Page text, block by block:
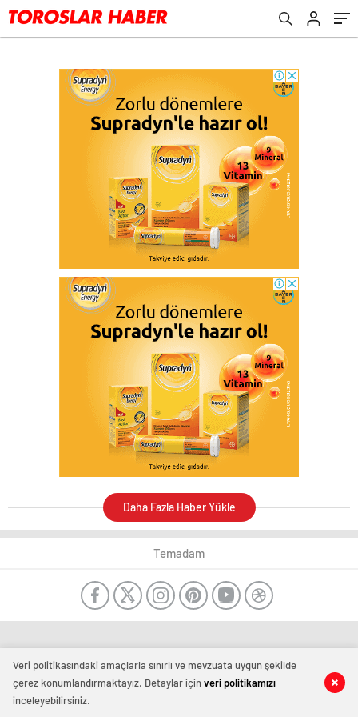
Daha Fazla Haber Yükle
Temadam
Veri politikasındaki amaçlarla sınırlı ve mevzuata uygun şekilde
çerez konumlandırmaktayız. Detaylar içinveri politikamızı
inceleyebilirsiniz.